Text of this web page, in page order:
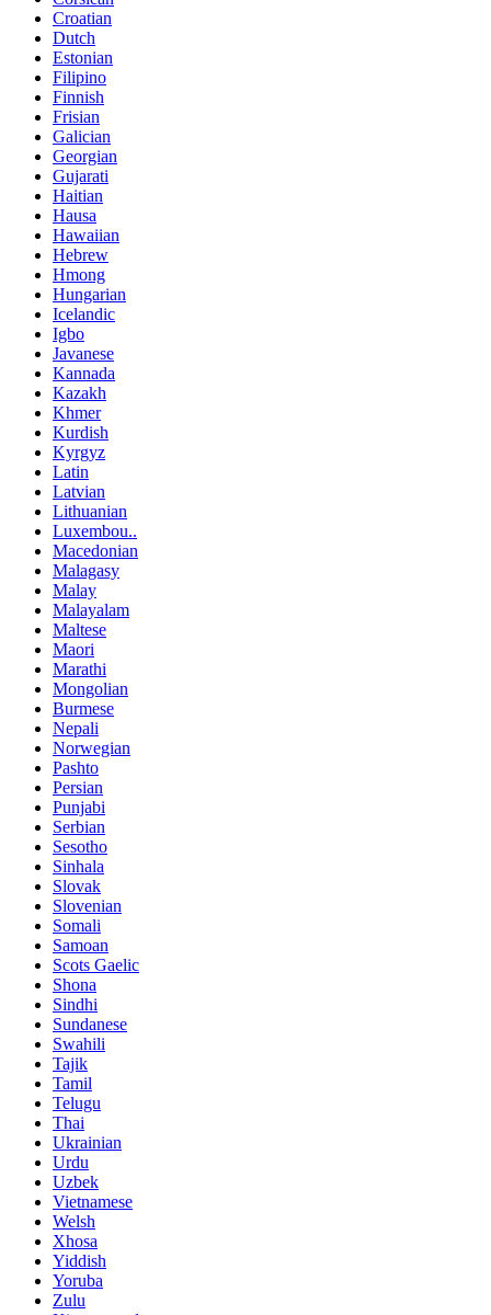
Croatian
Dutch
Estonian
Filipino
Finnish
Frisian
Galician
Georgian
Gujarati
Haitian
Hausa
Hawaiian
Hebrew
Hmong
Hungarian
Icelandic
Igbo
Javanese
Kannada
Kazakh
Khmer
Kurdish
Kyrgyz
Latin
Latvian
Lithuanian
Luxembou..
Macedonian
Malagasy
Malay
Malayalam
Maltese
Maori
Marathi
Mongolian
Burmese
Nepali
Norwegian
Pashto
Persian
Punjabi
Serbian
Sesotho
Sinhala
Slovak
Slovenian
Somali
Samoan
Scots Gaelic
Shona
Sindhi
Sundanese
Swahili
Tajik
Tamil
Telugu
Thai
Ukrainian
Urdu
Uzbek
Vietnamese
Welsh
Xhosa
Yiddish
Yoruba
Zulu